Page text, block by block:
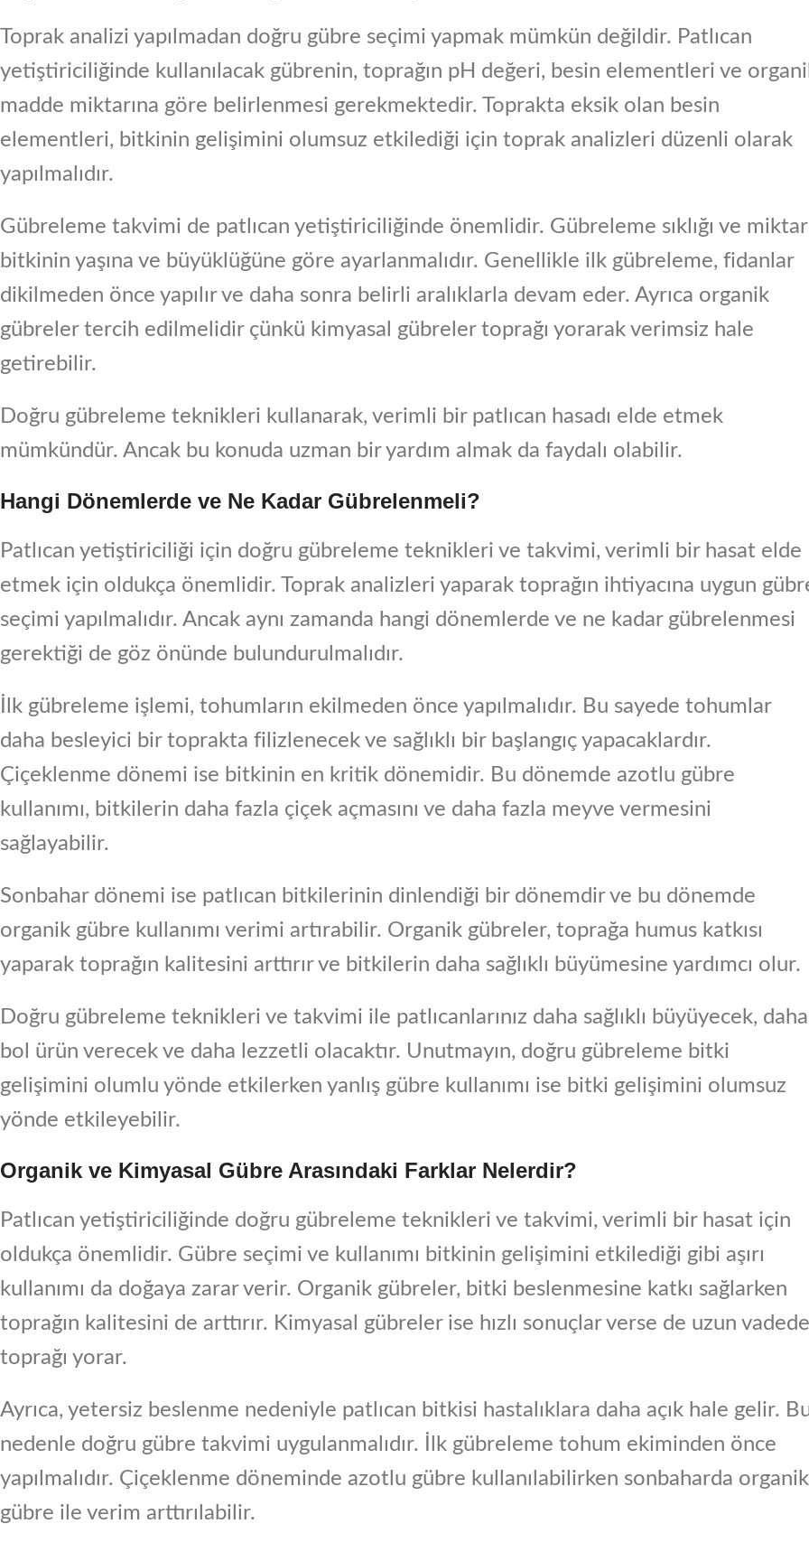
Toprak analizi yapılmadan doğru gübre seçimi yapmak mümkün değildir. Patlıcan
yetiştiriciliğinde kullanılacak gübrenin, toprağın pH değeri, besin elementleri ve
madde miktarına göre belirlenmesi gerekmektedir. Toprakta eksik olan besin
elementleri, bitkinin gelişimini olumsuz etkilediği için toprak analizleri düzenli olarak
yapılmalıdır.
Gübreleme takvimi de patlıcan yetiştiriciliğinde önemlidir. Gübreleme sıklığı ve
bitkinin yaşına ve büyüklüğüne göre ayarlanmalıdır. Genellikle ilk gübreleme, fidanlar
dikilmeden önce yapılır ve daha sonra belirli aralıklarla devam eder. Ayrıca organik
gübreler tercih edilmelidir çünkü kimyasal gübreler toprağı yorarak verimsiz hale
getirebilir.
Doğru gübreleme teknikleri kullanarak, verimli bir patlıcan hasadı elde etmek
mümkündür. Ancak bu konuda uzman bir yardım almak da faydalı olabilir.
Hangi Dönemlerde ve Ne Kadar Gübrelenmeli?
Patlıcan yetiştiriciliği için doğru gübreleme teknikleri ve takvimi, verimli bir hasat elde
etmek için oldukça önemlidir. Toprak analizleri yaparak toprağın ihtiyacına uygun
seçimi yapılmalıdır. Ancak aynı zamanda hangi dönemlerde ve ne kadar gübrelenmesi
gerektiği de göz önünde bulundurulmalıdır.
İlk gübreleme işlemi, tohumların ekilmeden önce yapılmalıdır. Bu sayede tohumlar
daha besleyici bir toprakta filizlenecek ve sağlıklı bir başlangıç yapacaklardır.
Çiçeklenme dönemi ise bitkinin en kritik dönemidir. Bu dönemde azotlu gübre
kullanımı, bitkilerin daha fazla çiçek açmasını ve daha fazla meyve vermesini
sağlayabilir.
Sonbahar dönemi ise patlıcan bitkilerinin dinlendiği bir dönemdir ve bu dönemde
organik gübre kullanımı verimi artırabilir. Organik gübreler, toprağa humus katkısı
yaparak toprağın kalitesini arttırır ve bitkilerin daha sağlıklı büyümesine yardımcı olur.
Doğru gübreleme teknikleri ve takvimi ile patlıcanlarınız daha sağlıklı büyüyecek, daha
bol ürün verecek ve daha lezzetli olacaktır. Unutmayın, doğru gübreleme bitki
gelişimini olumlu yönde etkilerken yanlış gübre kullanımı ise bitki gelişimini olumsuz
yönde etkileyebilir.
Organik ve Kimyasal Gübre Arasındaki Farklar Nelerdir?
Patlıcan yetiştiriciliğinde doğru gübreleme teknikleri ve takvimi, verimli bir hasat için
oldukça önemlidir. Gübre seçimi ve kullanımı bitkinin gelişimini etkilediği gibi aşırı
kullanımı da doğaya zarar verir. Organik gübreler, bitki beslenmesine katkı sağlarken
toprağın kalitesini de arttırır. Kimyasal gübreler ise hızlı sonuçlar verse de uzun vadede
toprağı yorar.
Ayrıca, yetersiz beslenme nedeniyle patlıcan bitkisi hastalıklara daha açık hale gelir.
nedenle doğru gübre takvimi uygulanmalıdır. İlk gübreleme tohum ekiminden önce
yapılmalıdır. Çiçeklenme döneminde azotlu gübre kullanılabilirken sonbaharda organik
gübre ile verim arttırılabilir.